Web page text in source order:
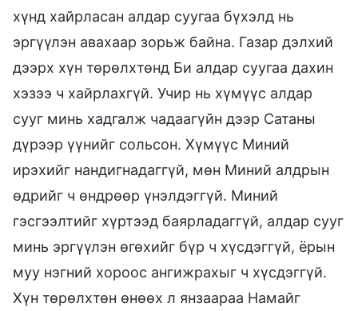
хүнд хайрласан алдар суугаа бүхэлд нь
эргүүлэн авахаар зорьж байна. Газар дэлхий
дээрх хүн төрөлхтөнд Би алдар суугаа дахин
хэзээ ч хайрлахгүй. Учир нь хүмүүс алдар
сууг минь хадгалж чадаагүйн дээр Сатаны
дүрээр үүнийг сольсон. Хүмүүс Миний
ирэхийг нандигнадаггүй, мөн Миний алдрын
өдрийг ч өндрөөр үнэлдэггүй. Миний
гэсгээлтийг хүртээд баярладаггүй, алдар сууг
минь эргүүлэн өгөхийг бүр ч хүсдэггүй, ёрын
муу нэгний хороос ангижрахыг ч хүсдэггүй.
Хүн төрөлхтөн өнөөх л янзаараа Намайг